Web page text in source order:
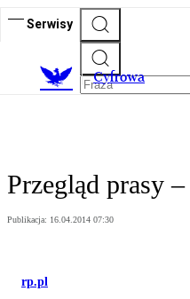
Serwisy
Cyfrowa
Przegląd prasy
Publikacja: 16.04.2014 07:30
rp.pl